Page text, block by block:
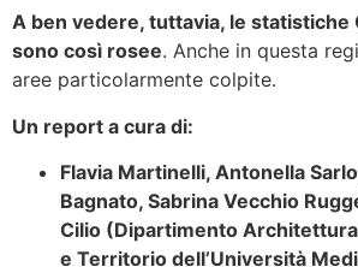
A ben vedere, tuttavia, le statistiche
sono così rosee. Anche in questa
aree particolarmente colpite.
Un report a cura di:
Flavia Martinelli, Antonella
Bagnato, Sabrina Vecchio
Cilio (Dipartimento Architettura
e Territorio dell’Università